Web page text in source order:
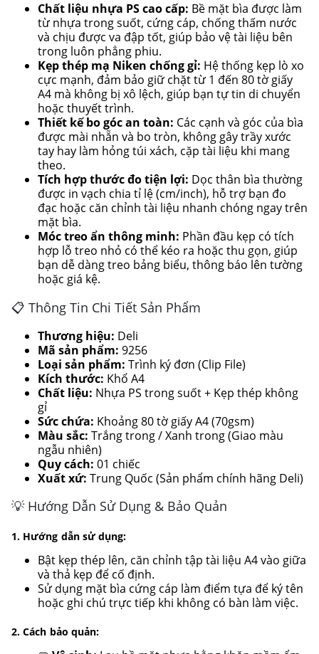
Chất liệu nhựa PS cao cấp: Bề mặt bìa được làm
từ nhựa trong suốt, cứng cáp, chống thấm nước
và chịu được va đập tốt, giúp bảo vệ tài liệu bên
trong luôn phẳng phiu.
Kẹp thép mạ Niken chống gỉ: Hệ thống kẹp lò xo
cực mạnh, đảm bảo giữ chặt từ 1 đến 80 tờ giấy
A4 mà không bị xô lệch, giúp bạn tự tin di chuyển
hoặc thuyết trình.
Thiết kế bo góc an toàn: Các cạnh và góc của bìa
được mài nhẵn và bo tròn, không gây trầy xước
tay hay làm hỏng túi xách, cặp tài liệu khi mang
theo.
Tích hợp thước đo tiện lợi: Dọc thân bìa thường
được in vạch chia tỉ lệ (cm/inch), hỗ trợ bạn đo
đạc hoặc căn chỉnh tài liệu nhanh chóng ngay trên
mặt bìa.
Móc treo ẩn thông minh: Phần đầu kẹp có tích
hợp lỗ treo nhỏ có thể kéo ra hoặc thu gọn, giúp
bạn dễ dàng treo bảng biểu, thông báo lên tường
hoặc giá kệ.
📋 Thông Tin Chi Tiết Sản Phẩm
Thương hiệu: Deli
Mã sản phẩm: 9256
Loại sản phẩm: Trình ký đơn (Clip File)
Kích thước: Khổ A4
Chất liệu: Nhựa PS trong suốt + Kẹp thép không
gỉ
Sức chứa: Khoảng 80 tờ giấy A4 (70gsm)
Màu sắc: Trắng trong / Xanh trong (Giao màu
ngẫu nhiên)
Quy cách: 01 chiếc
Xuất xứ: Trung Quốc (Sản phẩm chính hãng Deli)
💡 Hướng Dẫn Sử Dụng & Bảo Quản
1. Hướng dẫn sử dụng:
Bật kẹp thép lên, căn chỉnh tập tài liệu A4 vào giữa
và thả kẹp để cố định.
Sử dụng mặt bìa cứng cáp làm điểm tựa để ký tên
hoặc ghi chú trực tiếp khi không có bàn làm việc.
2. Cách bảo quản: